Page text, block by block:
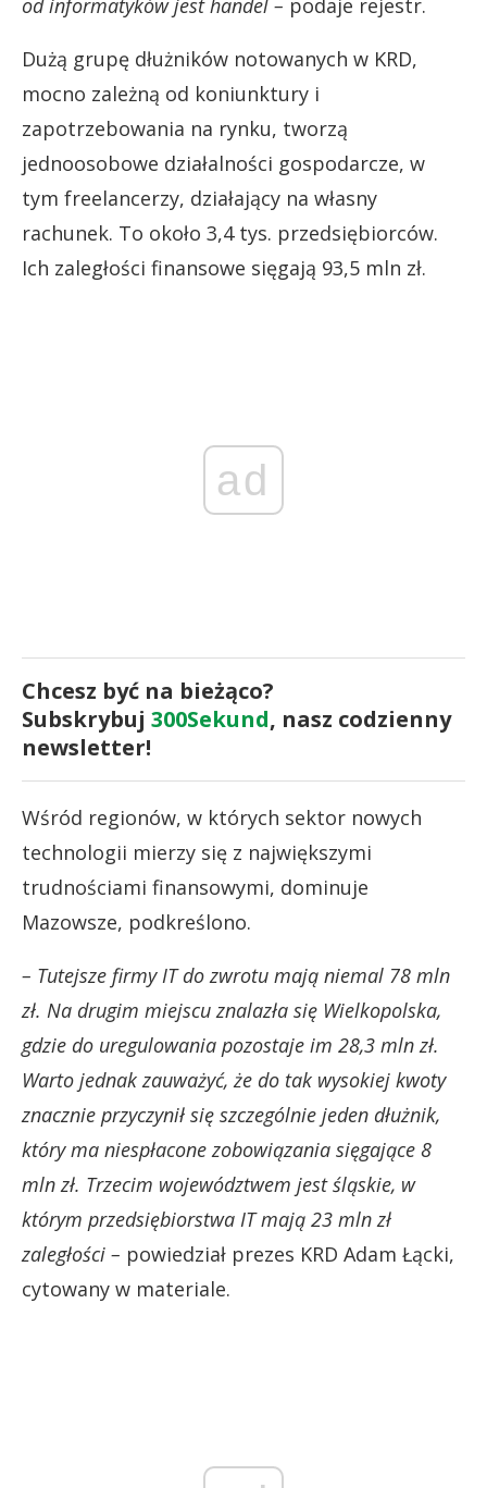
Dużą grupę dłużników notowanych w KRD,
mocno zależną od koniunktury i
zapotrzebowania na rynku, tworzą
jednoosobowe działalności gospodarcze, w
tym freelancerzy, działający na własny
rachunek. To około 3,4 tys. przedsiębiorców.
Ich zaległości finansowe sięgają 93,5 mln zł.
ad
Chcesz być na bieżąco?
Subskrybuj 300Sekund, nasz codzienny
newsletter!
Wśród regionów, w których sektor nowych
technologii mierzy się z największymi
trudnościami finansowymi, dominuje
Mazowsze, podkreślono.
– Tutejsze firmy IT do zwrotu mają niemal 78 mln
zł. Na drugim miejscu znalazła się Wielkopolska,
gdzie do uregulowania pozostaje im 28,3 mln zł.
Warto jednak zauważyć, że do tak wysokiej kwoty
znacznie przyczynił się szczególnie jeden dłużnik,
który ma niespłacone zobowiązania sięgające 8
mln zł. Trzecim województwem jest śląskie, w
którym przedsiębiorstwa IT mają 23 mln zł
zaległości – powiedział prezes KRD Adam Łącki,
cytowany w materiale.